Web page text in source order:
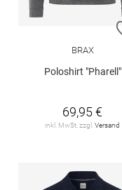
BRAX
Poloshirt "Pharell"
69,95 €
inkl. MwSt. zzgl. Versand